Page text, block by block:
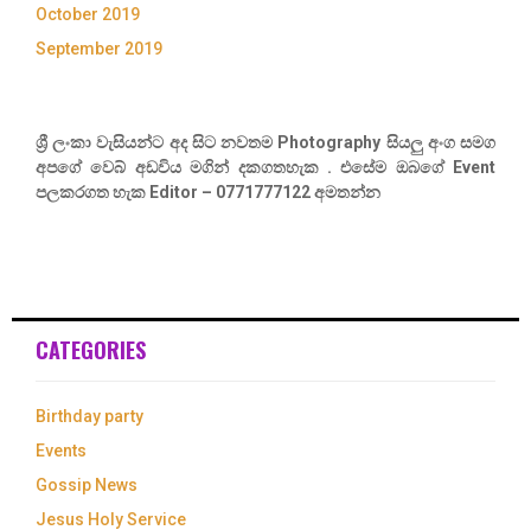
October 2019
September 2019
ශ්‍රී ලංකා වැසියන්ට අද සිට නවතම Photography සියලු අංග සමග
අපගේ වෙබ් අඩවිය මගින් දකගතහැක . එසේම ඔබගේ Event
පලකරගත හැක Editor – 0771777122 අමතන්න
CATEGORIES
Birthday party
Events
Gossip News
Jesus Holy Service